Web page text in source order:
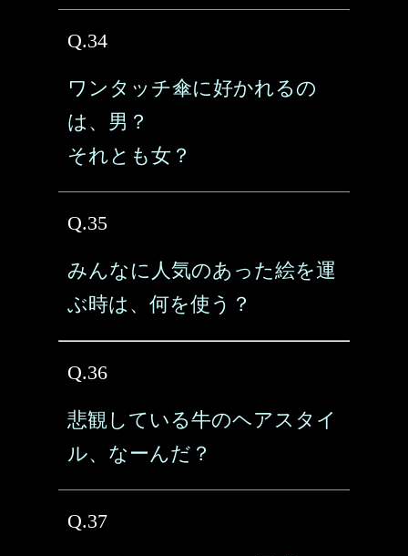
Q.34
ワンタッチ傘に好かれるの
は、男？
それとも女？
Q.35
みんなに人気のあった絵を運
ぶ時は、何を使う？
Q.36
悲観している牛のヘアスタイ
ル、なーんだ？
Q.37